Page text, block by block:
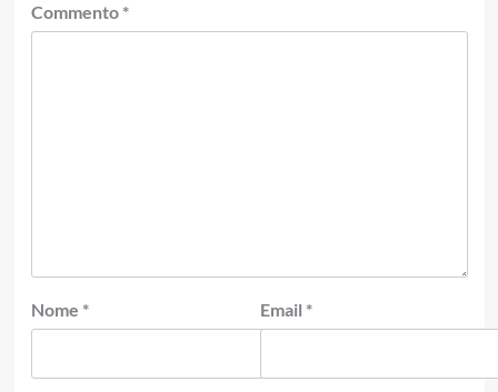
Commento *
Nome * Email *